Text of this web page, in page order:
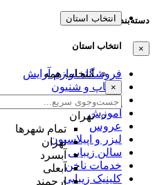
دسته‌بندی‌ها
×
فروشگاه لوازم آرایش
میکاپ و شنیون
مژه و ابرو
آموزش
عروس
لیزر و اپیلاسیون
سالن زیبایی
خدمات ناخن
کلینیک زیبایی
انتخاب استان
انتخاب استان
انتخاب همه
×
تهران
تمام شهر‌ها
تهران
آبسرد
آبعلی
ارجمند